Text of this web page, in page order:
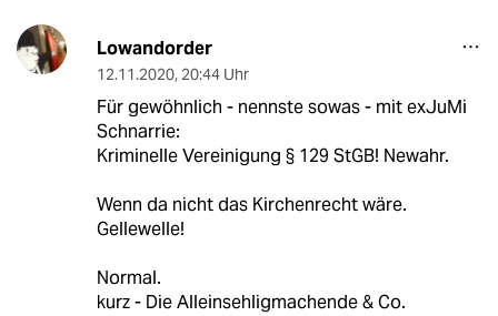
Lowandorder
12.11.2020, 20:44 Uhr
Für gewöhnlich - nennste sowas - mit exJuMi
Schnarrie:
Kriminelle Vereinigung § 129 StGB! Newahr.
Wenn da nicht das Kirchenrecht wäre.
Gellewelle!
Normal.
kurz - Die Alleinsehligmachende & Co.